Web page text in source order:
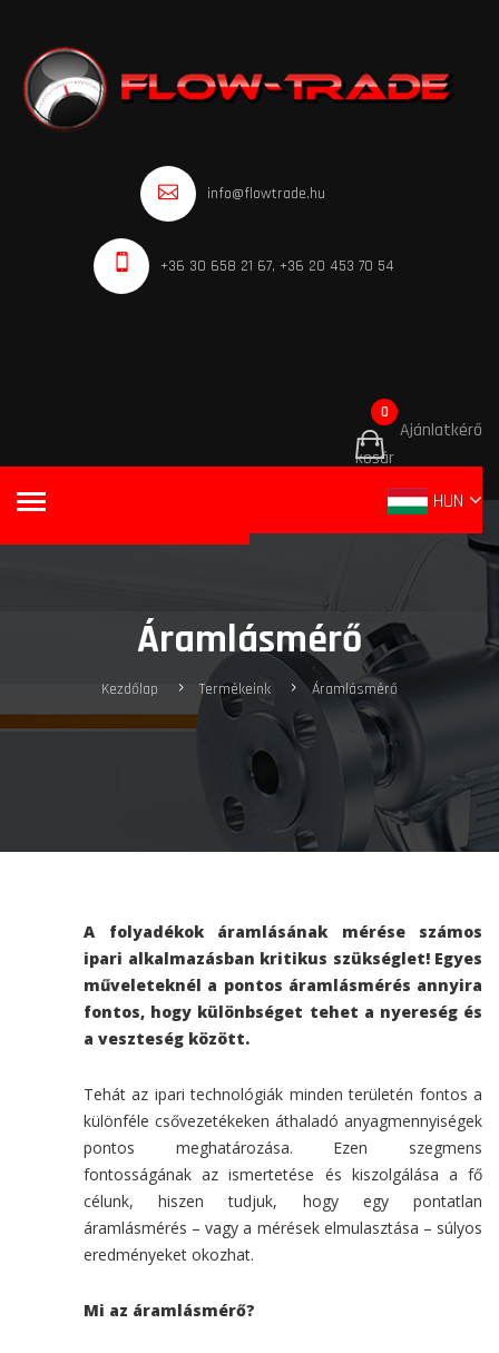
info@flowtrade.hu
+36 30 658 21 67, +36 20 453 70 54
Ajánlatkérő
kosár
0
HUN
Áramlásmérő
Kezdőlap Termékeink Áramlásmérő
A folyadékok áramlásának mérése számos
ipari alkalmazásban kritikus szükséglet! Egyes
műveleteknél a pontos áramlásmérés annyira
fontos, hogy különbséget tehet a nyereség és
a veszteség között.
Tehát az ipari technológiák minden területén fontos a
különféle csővezetékeken áthaladó anyagmennyiségek
pontos meghatározása. Ezen szegmens
fontosságának az ismertetése és kiszolgálása a fő
célunk, hiszen tudjuk, hogy egy pontatlan
áramlásmérés – vagy a mérések elmulasztása – súlyos
eredményeket okozhat.
Mi az áramlásmérő?